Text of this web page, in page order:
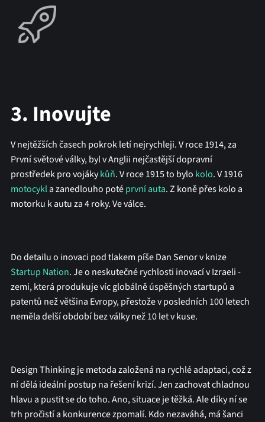
3. Inovujte
V nejtěžších časech pokrok letí nejrychleji. V roce 1914, za
První světové války, byl v Anglii nejčastější dopravní
prostředek pro vojákykůň. V roce 1915 to bylo kolo. V 1916
motocykla zanedlouho potéprvní auta. Z koně přes kolo a
motorku k autu za 4 roky. Ve válce.
Do detailu o inovaci pod tlakem píše Dan Senor v knize
Startup Nation. Je o neskutečné rychlosti inovací v Izraeli -
zemi, která produkuje víc globálně úspěšných startupů a
patentů než většina Evropy, přestože v posledních 100 letech
neměla delší období bez války než 10 let v kuse.
Design Thinking je metoda založená na rychlé adaptaci, což z
ní dělá ideální postup na řešení krizí. Jen zachovat chladnou
hlavu a pustit se do toho. Ano, situace je těžká. Ale díky ní se
trh pročistí a konkurence zpomalí. Kdo nezaváhá, má šanci